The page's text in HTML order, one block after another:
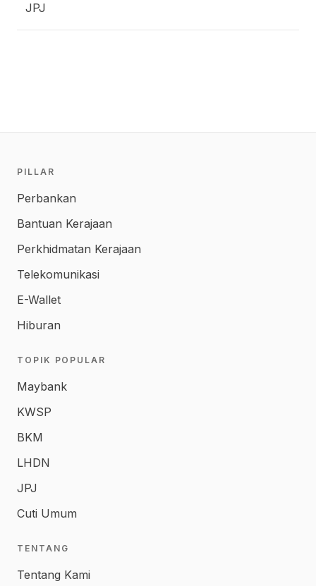
JPJ
PILLAR
Perbankan
Bantuan Kerajaan
Perkhidmatan Kerajaan
Telekomunikasi
E-Wallet
Hiburan
TOPIK POPULAR
Maybank
KWSP
BKM
LHDN
JPJ
Cuti Umum
TENTANG
Tentang Kami